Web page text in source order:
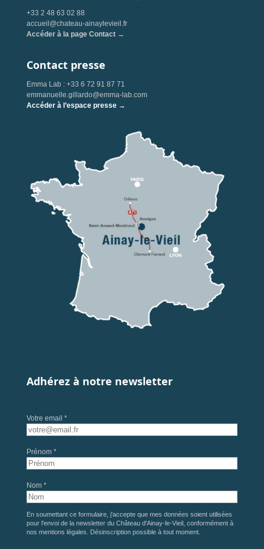
+33 2 48 63 02 88
accueil@chateau-ainaylevieil.fr
Accéder à la page Contact →
Contact presse
Emma Lab : +33 6 72 91 87 71
emmanuelle.gillardo@emma-lab.com
Accéder à l’espace presse →
Adhérez à notre newsletter
Votre email *
Prénom *
Nom *
En soumettant ce formulaire, j'accepte que mes données soient utilisées
pour l'envoi de la newsletter du Château d'Ainay-le-Vieil, conformément à
nos mentions légales . Désinscription possible à tout moment.